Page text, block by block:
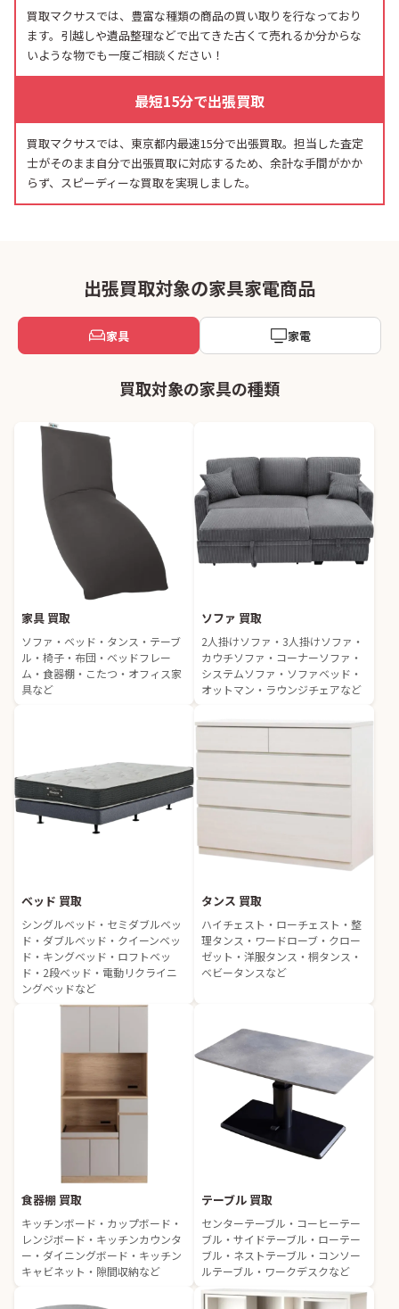
買取マクサスでは、豊富な種類の商品の買い取りを行なっており
ます。引越しや遺品整理などで出てきた古くて売れるか分からな
いような物でも一度ご相談ください！
最短15分で出張買取
買取マクサスでは、東京都内最速15分で出張買取。担当した査定
士がそのまま自分で出張買取に対応するため、余計な手間がかか
らず、スピーディーな買取を実現しました。
出張買取対象の家具家電商品
家具 家電
買取対象の家具の種類
家具 買取
ソファ・ベッド・タンス・テーブ
ル・椅子・布団・ベッドフレー
ム・食器棚・こたつ・オフィス家
具など
ソファ 買取
2人掛けソファ・3人掛けソファ・
カウチソファ・コーナーソファ・
システムソファ・ソファベッド・
オットマン・ラウンジチェアなど
ベッド 買取
シングルベッド・セミダブルベッ
ド・ダブルベッド・クイーンベッ
ド・キングベッド・ロフトベッ
ド・2段ベッド・電動リクライニ
ングベッドなど
タンス 買取
ハイチェスト・ローチェスト・整
理タンス・ワードローブ・クロー
ゼット・洋服タンス・桐タンス・
ベビータンスなど
食器棚 買取
キッチンボード・カップボード・
レンジボード・キッチンカウンタ
ー・ダイニングボード・キッチン
キャビネット・隙間収納など
テーブル 買取
センターテーブル・コーヒーテー
ブル・サイドテーブル・ローテー
ブル・ネストテーブル・コンソー
ルテーブル・ワークデスクなど